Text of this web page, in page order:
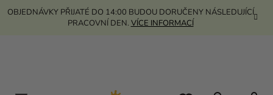
Přejít
OBJEDNÁVKY PŘIJATÉ DO 14:00 BUDOU DORUČENY NÁSLEDUJÍCÍ
PRACOVNÍ DEN. VÍCE INFORMACÍ